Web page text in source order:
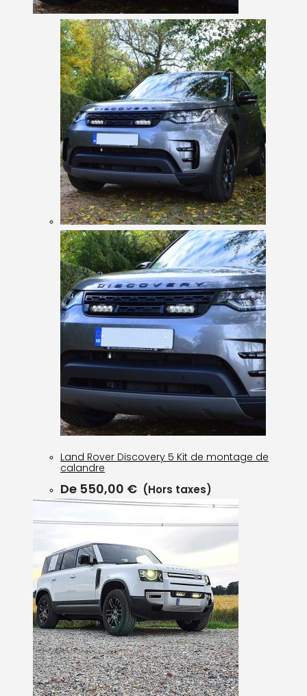
Land Rover Discovery 5 Kit de montage de
calandre
De 550,00 € (Hors taxes)